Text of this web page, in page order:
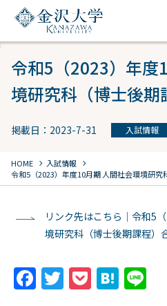
令和5（2023）年度
境研究科（博士後
掲載日：2023-7-31 入試情報
HOME chevron_right 入試情報 chevron_right
令和5（2023）年度10月期 人間社会環境研
リンク先はこちら｜令和5
境研究科（博士後期課程）
F T P H